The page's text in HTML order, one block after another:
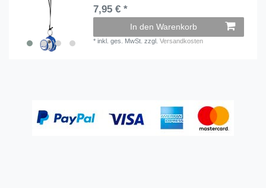
7,95 € *
In den Warenkorb
*inkl. ges. MwSt. zzgl.Versandkosten